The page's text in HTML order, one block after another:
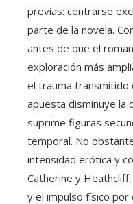
previas: centrarse
parte de la novela.
antes de que el
exploración más
el trauma transmitido
apuesta disminuye la
suprime figuras
temporal. No
intensidad erótica y
Catherine y
y el impulso físico por